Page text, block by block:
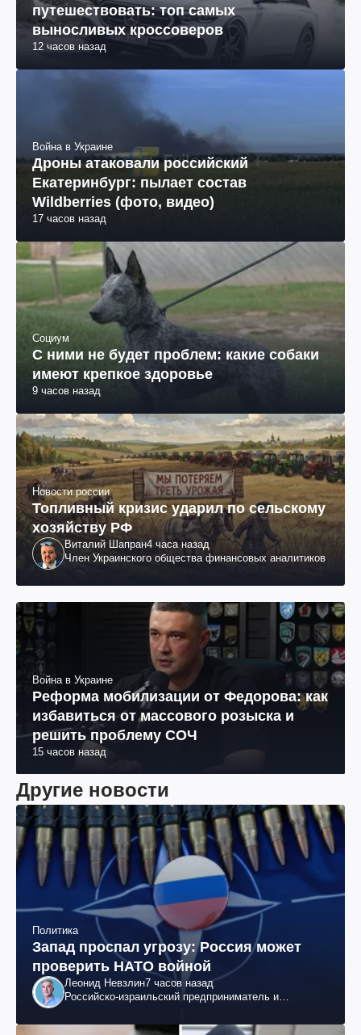
путешествовать: топ самых
выносливых кроссоверов
12 часов назад
Война в Украине
Дроны атаковали российский
Екатеринбург: пылает состав
Wildberries (фото, видео)
17 часов назад
Социум
С ними не будет проблем: какие собаки
имеют крепкое здоровье
9 часов назад
Новости россии
Топливный кризис ударил по сельскому
хозяйству РФ
Виталий Шапран4 часа назад
Член Украинского общества финансовых аналитиков
Война в Украине
Реформа мобилизации от Федорова: как
избавиться от массового розыска и
решить проблему СОЧ
15 часов назад
Другие новости
Политика
Запад проспал угрозу: Россия может
проверить НАТО войной
Леонид Невзлин7 часов назад
Российско-израильский предприниматель и
"ЮКОСа"